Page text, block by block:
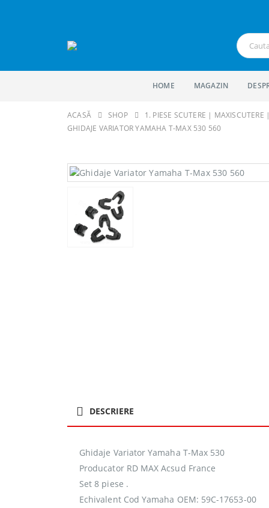
HOME MAGAZIN
ACASĂ SHOP 1. PIESE SCUTERE |
GHIDAJE VARIATOR YAMAHA T-MAX 530 560
DESCRIERE
Ghidaje Variator Yamaha T-Max 530
Producator RD MAX Acsud France
Set 8 piese .
Echivalent Cod Yamaha OEM: 59C-17653-00